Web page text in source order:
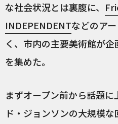
な社会状況とは裏腹に、
INDEPENDENTなどのア
く、市内の主要美術館が
を集めた。
まずオープン前から話題
ド・ジョンソンの大規模